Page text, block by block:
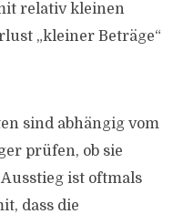
relativ kleinen
„kleiner Beträge“
sind abhängig vom
prüfen, ob sie
ist oftmals
dass die